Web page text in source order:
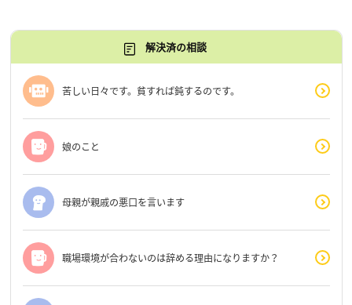
解決済の相談
苦しい日々です。貧すれば鈍するのです。
娘のこと
母親が親戚の悪口を言います
職場環境が合わないのは辞める理由になりますか？